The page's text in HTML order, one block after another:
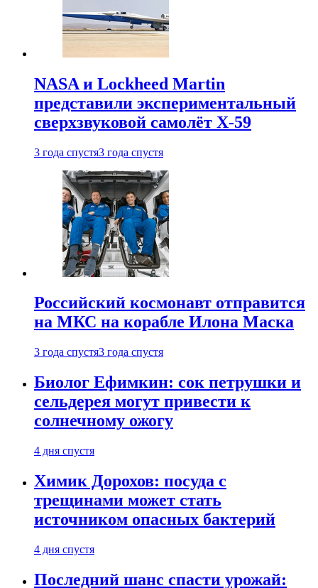
NASA и Lockheed Martin
представили экспериментальный
сверхзвуковой самолёт X-59
3 года спустя3 года спустя
Российский космонавт отправится
на МКС на корабле Илона Маска
3 года спустя3 года спустя
Биолог Ефимкин: сок петрушки и
сельдерея могут привести к
солнечному ожогу
4 дня спустя
Химик Дорохов: посуда с
трещинами может стать
источником опасных бактерий
4 дня спустя
Последний шанс спасти урожай: